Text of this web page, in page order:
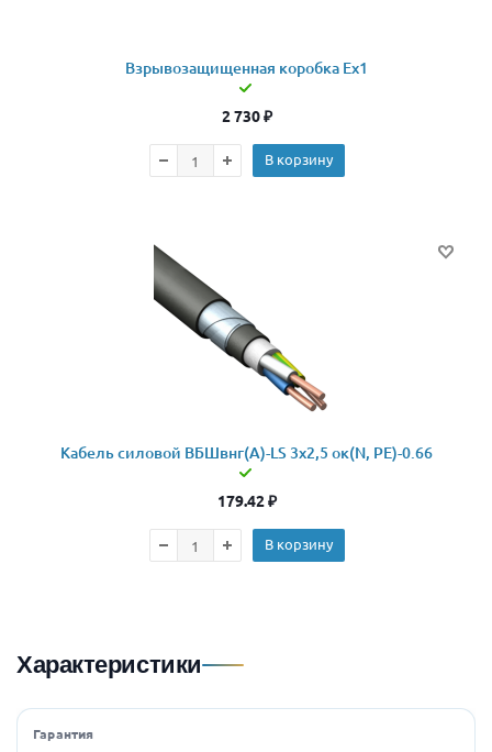
Взрывозащищенная коробка Ex1
2 730₽
В корзину
Кабель силовой ВБШвнг(А)-LS 3x2,5 ок(N, PE)-0.66
179.42₽
В корзину
Характеристики
Гарантия